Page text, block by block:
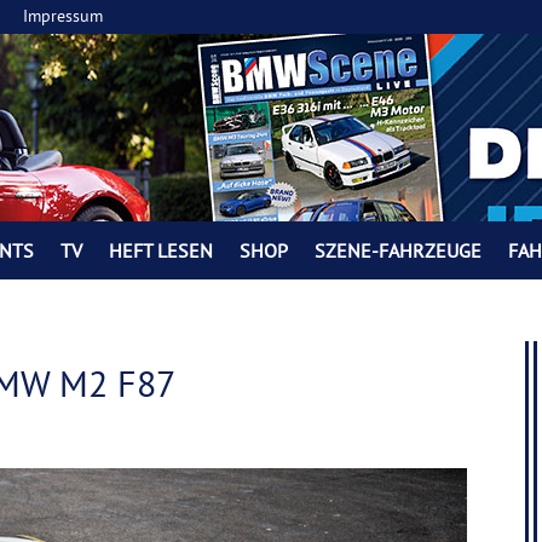
Impressum
TV HEFT LESEN SHOP SZENE-FAHRZEUGE
M2 F87